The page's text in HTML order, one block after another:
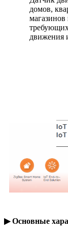
домов,
движения
▶ Основные